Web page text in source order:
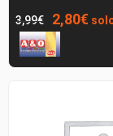
3,99€
Il
prezzo
originale
era:
2,80€Il
è: